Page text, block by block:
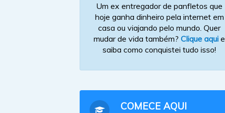
Um ex entregador de panfletos que
hoje ganha dinheiro pela internet em
casa ou viajando pelo mundo. Quer
mudar de vida também? Clique aqui e
saiba como conquistei tudo isso!
COMECE AQUI